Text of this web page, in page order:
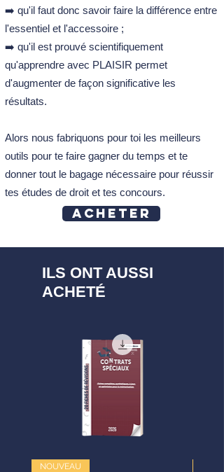
➡️ qu'il faut donc savoir faire la différence entre
l'essentiel et l'accessoire ;
➡️ qu'il est prouvé scientifiquement
qu'apprendre avec PLAISIR permet
d'augmenter de façon significative les
résultats.
Alors nous fabriquons pour toi les meilleurs
outils pour te faire gagner du temps et te
donner tout le bagage nécessaire pour réussir
tes études de droit et tes concours.
Acheter
ILS ONT AUSSI
ACHETÉ
NOUVEAU